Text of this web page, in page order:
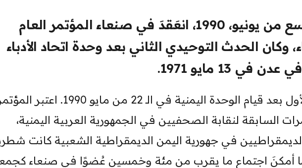
في هذا اليوم؛ التاسع من يونيو، 1990، انعَقدَ في صنعاء المؤتمر العام
وكان الحدث التوحيدي الثاني بعد وحدة اتحاد الأدباء
13 مايو 1971.
والحدث التوحيدي الأول بعد قيام الوحدة اليمنية في الـ 22 من مايو 1990. اعتبر
السابقة لنقابة الصحفيين في الجمهورية العربية اليمنية،
في جهورية اليمن الديمقراطية الشعبية كانت
أمكنَ اجتماع ما يقرب من مئة وخمسين عُضوًا في صنعاء